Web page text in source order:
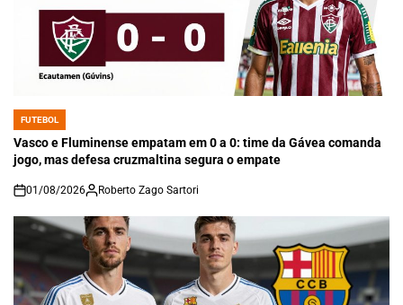
POSTED
IN
FUTEBOL
Vasco e Fluminense empatam em 0 a 0: time da Gávea comanda
jogo, mas defesa cruzmaltina segura o empate
on
01/08/2026 Roberto Zago Sartori